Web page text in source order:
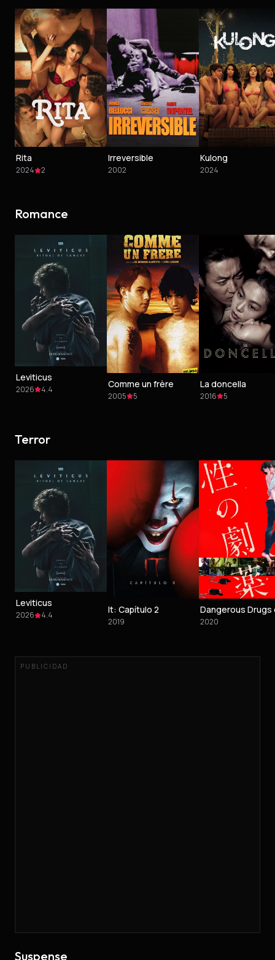
Rita
2024 2
Irreversible
2002
Kulong
2024
Romance
Leviticus
2026 4.4 Comme un frère
2005 5
La doncella
2016 5
Terror
Leviticus
2026 4.4 It: Capítulo 2
2019 2020
PUBLICIDAD
Suspense